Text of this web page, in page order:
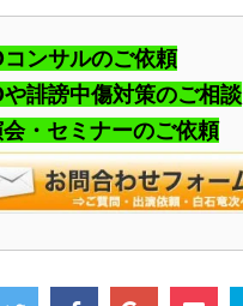
コンサルのご依頼
や誹謗中傷対策のご相談
会・セミナーのご依頼